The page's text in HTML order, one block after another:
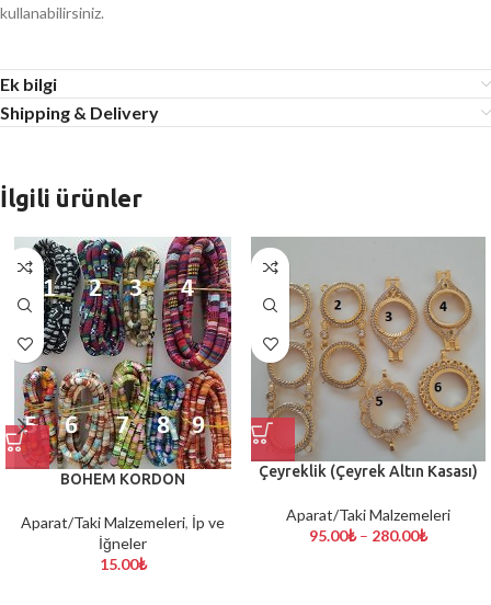
kullanabilirsiniz.
Ek bilgi
Shipping & Delivery
İlgili ürünler
BOHEM KORDON
Aparat/Taki Malzemeleri, İp ve
İğneler
15.00₺
Çeyreklik (Çeyrek Altın Kasası)
Aparat/Taki Malzemeleri
95.00₺ – 280.00₺